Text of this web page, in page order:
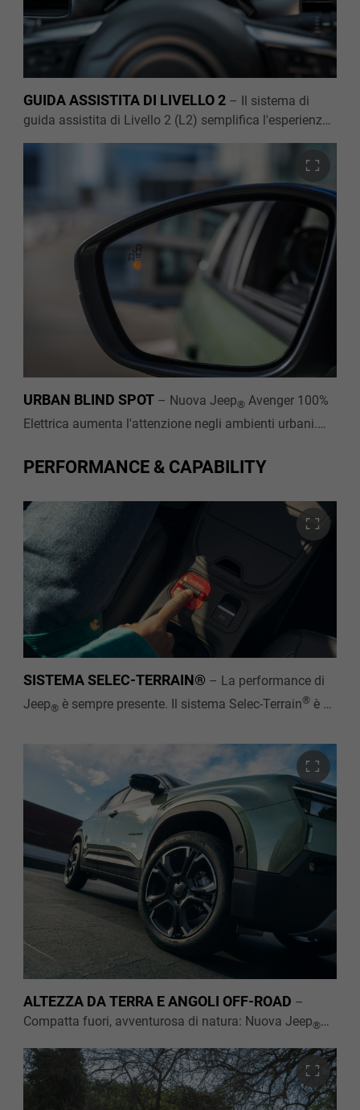
GUIDA ASSISTITA DI LIVELLO 2 – Il sistema di
guida assistita di Livello 2 (L2) semplifica l'esperienza
automaticamente la distanza di sicurezza dal veicolo
che precede e la traiettoria al centro della corsia, grazie
a un intervento attivo sullo sterzo.
URBAN BLIND SPOT – Nuova Jeep® Avenger 100%
Elettrica aumenta l'attenzione negli ambienti urbani.
potresti non notare durante le manovre più complesse,
PERFORMANCE & CAPABILITY
SISTEMA SELEC-TERRAIN® – La performance di
Jeep® è sempre presente. Il sistema Selec-Terrain® è di
Elettrica e permette all'auto di adattarsi rapidamente
alle diverse condizioni atmosferiche e mantenere
controllo in tutti i tipi d'avventura.
ALTEZZA DA TERRA E ANGOLI OFF-ROAD –
Compatta fuori, avventurosa di natura: Nuova Jeep®
terra tra i migliori di categoria e con angoli off-road
ottimizzati per affrontare gli ostacoli di ogni avventura
con la sicurezza Jeep®.